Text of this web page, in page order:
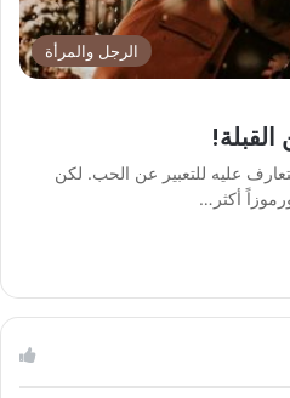
الرجل والمرأة
عليه للتعبير عن الحب. لكن
أكثر…